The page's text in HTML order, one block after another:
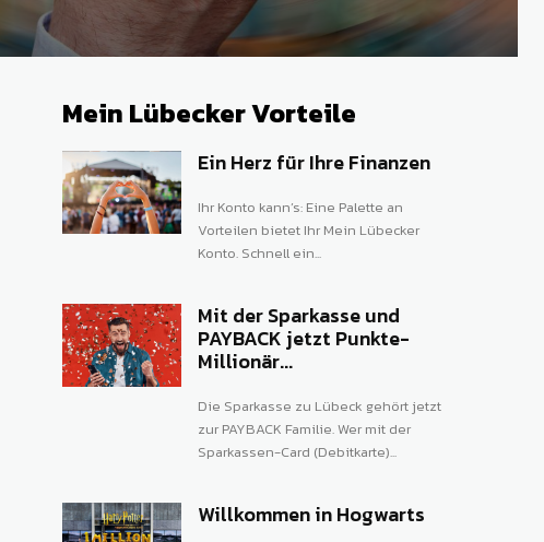
Mein Lübecker Vorteile
Ein Herz für Ihre Finanzen
Ihr Konto kann’s: Eine Palette an
Vorteilen bietet Ihr Mein Lübecker
Konto. Schnell ein...
Mit der Sparkasse und
PAYBACK jetzt Punkte-
Millionär...
Die Sparkasse zu Lübeck gehört jetzt
zur PAYBACK Familie. Wer mit der
Sparkassen-Card (Debitkarte)...
Willkommen in Hogwarts